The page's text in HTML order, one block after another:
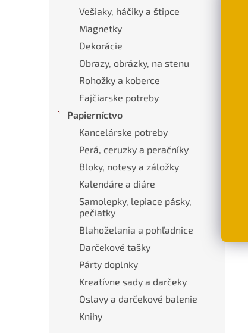
Vešiaky, háčiky a štipce
Magnetky
Dekorácie
Obrazy, obrázky, na stenu
Rohožky a koberce
Fajčiarske potreby
Papierníctvo
Kancelárske potreby
Perá, ceruzky a peračníky
Bloky, notesy a záložky
Kalendáre a diáre
Samolepky, lepiace pásky,
pečiatky
Blahoželania a pohľadnice
Darčekové tašky
Párty doplnky
Kreatívne sady a darčeky
Oslavy a darčekové balenie
Knihy